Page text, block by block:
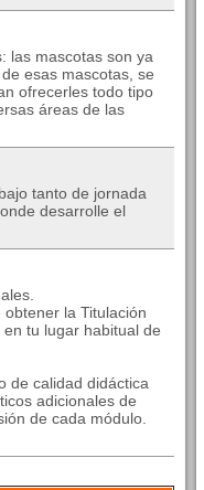
las mascotas son ya
esas mascotas, se
ofrecerles todo tipo
áreas de las
tanto de jornada
desarrolle el
la Titulación
tu lugar habitual de
de calidad didáctica
adicionales de
de cada módulo.